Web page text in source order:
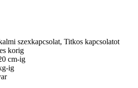
szexkapcsolat, Titkos kapcsolatot
korig
cm-ig
ig